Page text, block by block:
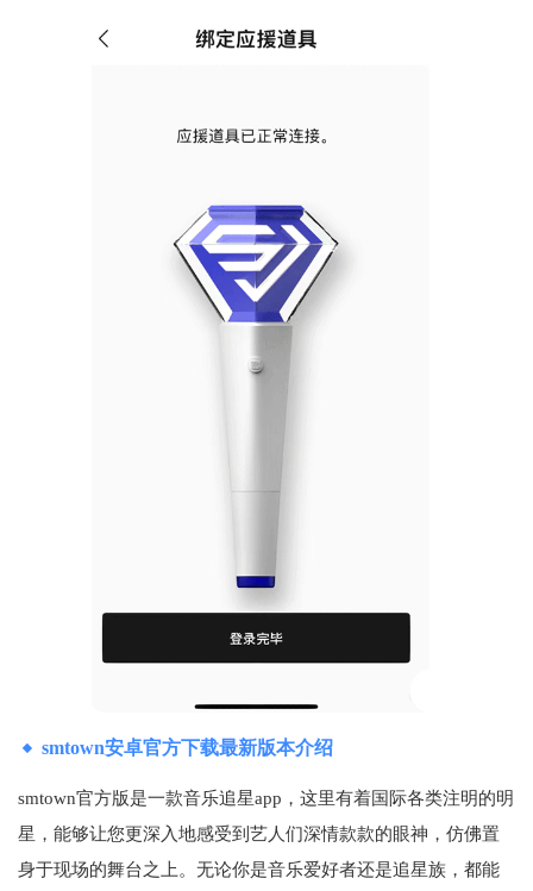
smtown安卓官方下载最新版本介绍
smtown官方版是一款音乐追星app，这里有着国际各类注明的明
星，能够让您更深入地感受到艺人们深情款款的眼神，仿佛置
身于现场的舞台之上。无论你是音乐爱好者还是追星族，都能